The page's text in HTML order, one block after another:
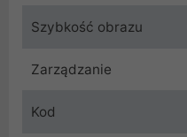
Szybkość obrazu
Zarządzanie
Kod